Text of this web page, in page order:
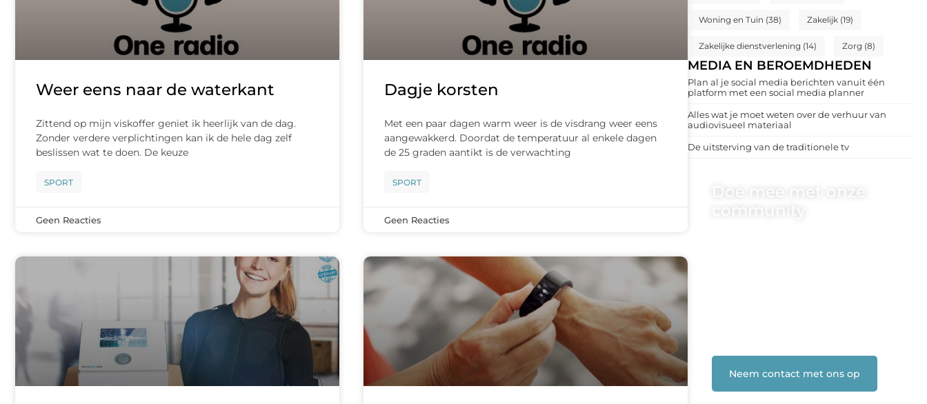
Woning en Tuin (38) Zakelijk (19)
Zakelijke dienstverlening (14) Zorg (8)
MEDIA EN BEROEMDHEDEN
Plan al je social media berichten vanuit één
platform met een social media planner
Alles wat je moet weten over de verhuur van
audiovisueel materiaal
De uitsterving van de traditionele tv
Doe mee met onze
Neem contact met ons op
Weer eens naar de waterkant
Zittend op mijn viskoffer geniet ik heerlijk van de dag.
Zonder verdere verplichtingen kan ik de hele dag zelf
beslissen wat te doen. De keuze
SPORT
Geen Reacties
Dagje korsten
Met een paar dagen warm weer is de visdrang weer eens
aangewakkerd. Doordat de temperatuur al enkele dagen
de 25 graden aantikt is de verwachting
SPORT
Geen Reacties